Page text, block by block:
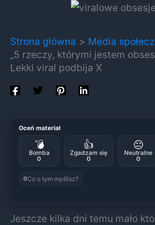
Strona główna
Media
„5 rzeczy, którymi jestem
Lekki viral podbija X
Oceń materiał
💣
Bomba
0
👍
Zgadzam się
0
😐
Neutralne
0
0Co o tym myślisz?
Jeszcze kilka dni temu mało